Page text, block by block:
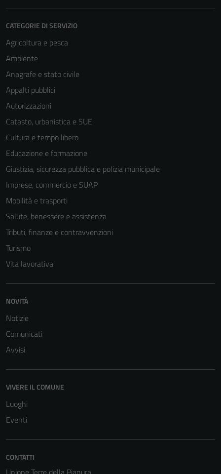
CATEGORIE DI SERVIZIO
Agricoltura e pesca
Ambiente
Anagrafe e stato civile
Appalti pubblici
Autorizzazioni
Catasto, urbanistica e SUE
Cultura e tempo libero
Educazione e formazione
Giustizia, sicurezza pubblica e polizia municipale
Imprese, commercio e SUAP
Mobilità e trasporti
Salute, benessere e assistenza
Tributi, finanze e contravvenzioni
Turismo
Vita lavorativa
NOVITÀ
Notizie
Comunicati
Avvisi
VIVERE IL COMUNE
Luoghi
Eventi
CONTATTI
del sito e non